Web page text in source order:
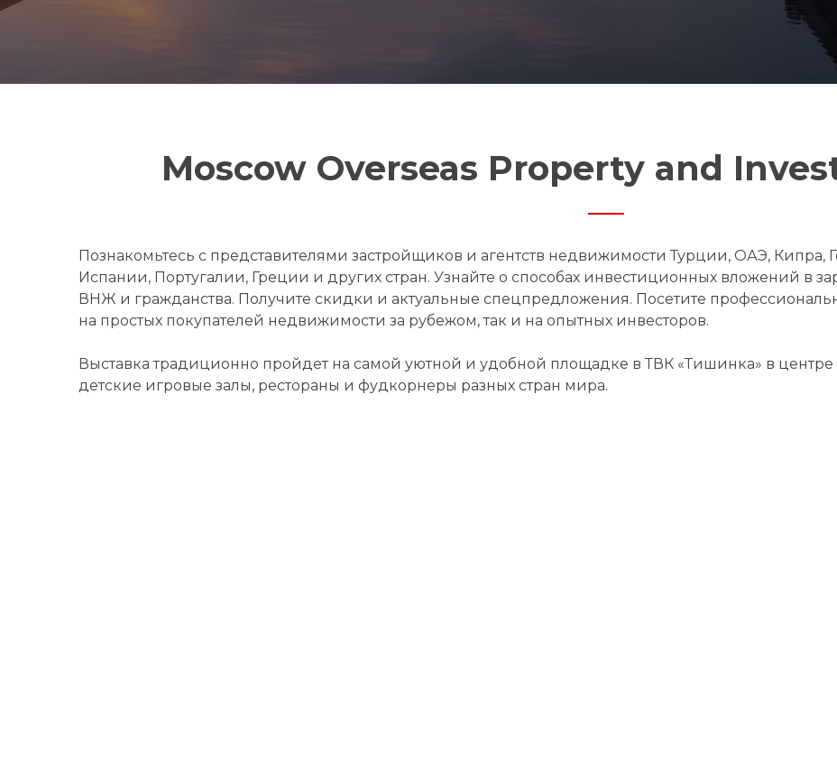
Moscow Overseas Property and
Познакомьтесь с представителями застройщиков и агентств недвижимости Турции, ОАЭ,
Испании, Португалии, Греции и других стран. Узнайте о способах инвестиционных вложений в
ВНЖ и гражданства. Получите скидки и актуальные спецпредложения. Посетите
на простых покупателей недвижимости за рубежом, так и на опытных инвесторов.
Выставка традиционно пройдет на самой уютной и удобной площадке в ТВК «Тишинка» в
детские игровые залы, рестораны и фудкорнеры разных стран мира.